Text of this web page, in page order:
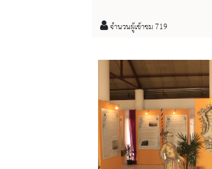
จำนวนผู้เข้าชม 719